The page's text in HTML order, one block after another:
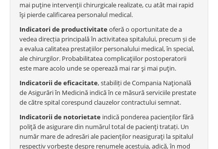
mai puţine intervenţii chirurgicale realizate, cu atât mai rapid
îşi pierde calificarea personalul medical.
Indicatori de productivitate oferă o oportunitate de a
vedea direcția principală în activitatea spitalului, precum și de
a evalua calitatea prestațiilor personalului medical, în special,
ale chirurgilor. Probabilitatea complicaţiilor postoperatorii
este mare acolo unde se operează mai rar şi mai puţin.
Indicatorii de eficacitate, stabiliți de Compania Naţională
de Asigurări în Medicină indică în ce măsură serviciile prestate
de către spital corespund clauzelor contractului semnat.
Indicatorii de notorietate indică ponderea pacienţilor fără
poliţă de asigurare din numărul total de pacienţi tratați. Un
număr mare de adresări ale pacienţilor neasiguraţi la spitalul
respectiv vorbeşte despre renumele acestuia, adică, în mod